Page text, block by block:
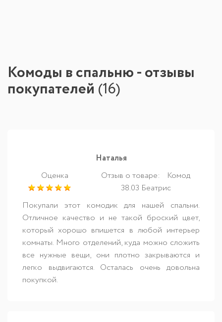
Комоды в спальню - отзывы
покупателей (16)
Наталья
Оценка
Отзыв о товаре:
Комод
38.03 Беатрис
Покупали этот комодик для нашей спальни.
Отличное качество и не такой броский цвет,
который хорошо впишется в любой интерьер
комнаты. Много отделений, куда можно сложить
все нужные вещи, они плотно закрываются и
легко выдвигаются. Осталась очень довольна
покупкой.